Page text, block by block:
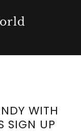
WITH
SIGN UP